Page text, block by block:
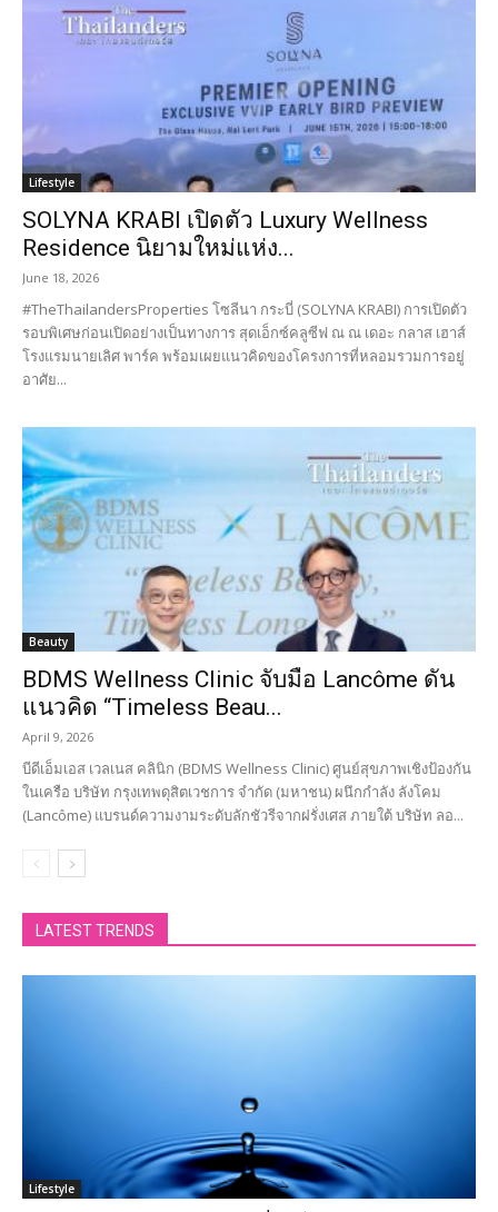
Lifestyle
SOLYNA KRABI เปิดตัว Luxury Wellness
Residence นิยามใหม่แห่ง...
June 18, 2026
#TheThailandersProperties โซลีนา กระบี่ (SOLYNA KRABI) การเปิดตัว
รอบพิเศษก่อนเปิดอย่างเป็นทางการ สุดเอ็กซ์คลูซีฟ ณ ณ เดอะ กลาส เฮาส์
โรงแรมนายเลิศ พาร์ค พร้อมเผยแนวคิดของโครงการที่หลอมรวมการอยู่
อาศัย...
Beauty
BDMS Wellness Clinic จับมือ Lancôme ดัน
แนวคิด “Timeless Beau...
April 9, 2026
บีดีเอ็มเอส เวลเนส คลินิก (BDMS Wellness Clinic) ศูนย์สุขภาพเชิงป้องกัน
ในเครือ บริษัท กรุงเทพดุสิตเวชการ จำกัด (มหาชน) ผนึกกำลัง ลังโคม
(Lancôme) แบรนด์ความงามระดับลักชัวรีจากฝรั่งเศส ภายใต้ บริษัท ลอ...
LATEST TRENDS
Lifestyle